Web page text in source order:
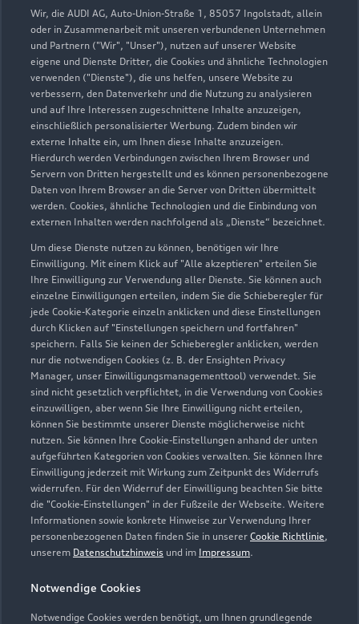
Wir, die AUDI AG, Auto-Union-Straße 1, 85057 Ingolstadt, allein
oder in Zusammenarbeit mit unseren verbundenen Unternehmen
und Partnern ("Wir", "Unser"), nutzen auf unserer Website
eigene und Dienste Dritter, die Cookies und ähnliche Technologien
verwenden ("Dienste"), die uns helfen, unsere Website zu
verbessern, den Datenverkehr und die Nutzung zu analysieren
und auf Ihre Interessen zugeschnittene Inhalte anzuzeigen,
einschließlich personalisierter Werbung. Zudem binden wir
externe Inhalte ein, um Ihnen diese Inhalte anzuzeigen.
Hierdurch werden Verbindungen zwischen Ihrem Browser und
Servern von Dritten hergestellt und es können personenbezogene
Daten von Ihrem Browser an die Server von Dritten übermittelt
werden. Cookies, ähnliche Technologien und die Einbindung von
externen Inhalten werden nachfolgend als „Dienste“ bezeichnet.
Um diese Dienste nutzen zu können, benötigen wir Ihre
Einwilligung. Mit einem Klick auf "Alle akzeptieren" erteilen Sie
Ihre Einwilligung zur Verwendung aller Dienste. Sie können auch
einzelne Einwilligungen erteilen, indem Sie die Schieberegler für
jede Cookie-Kategorie einzeln anklicken und diese Einstellungen
durch Klicken auf "Einstellungen speichern und fortfahren"
speichern. Falls Sie keinen der Schieberegler anklicken, werden
nur die notwendigen Cookies (z. B. der Ensighten Privacy
Manager, unser Einwilligungsmanagementtool) verwendet. Sie
sind nicht gesetzlich verpflichtet, in die Verwendung von Cookies
einzuwilligen, aber wenn Sie Ihre Einwilligung nicht erteilen,
können Sie bestimmte unserer Dienste möglicherweise nicht
nutzen. Sie können Ihre Cookie-Einstellungen anhand der unten
aufgeführten Kategorien von Cookies verwalten. Sie können Ihre
Einwilligung jederzeit mit Wirkung zum Zeitpunkt des Widerrufs
widerrufen. Für den Widerruf der Einwilligung beachten Sie bitte
die "Cookie-Einstellungen" in der Fußzeile der Webseite. Weitere
Informationen sowie konkrete Hinweise zur Verwendung Ihrer
personenbezogenen Daten finden Sie in unserer Cookie Richtlinie,
unserem Datenschutzhinweis und im Impressum.
Notwendige Cookies
Notwendige Cookies werden benötigt, um Ihnen grundlegende
In Ückerath 115
41542 Dormagen
02133 296100
info@autohaus-tolles.de
Kontaktdaten herunterladen
Öffnungszeiten
Service
Geschlossen,öffnet amMontag 07:30
Teile- und Zubehörverkauf
Geschlossen,öffnet am Montag 07:30